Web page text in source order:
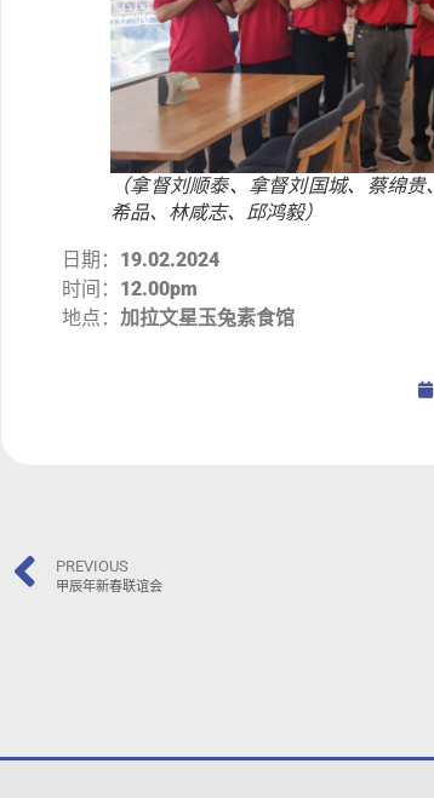
（拿督刘顺泰、拿督刘国城、蔡绵
希品、林咸志、邱鸿毅）
日期： 19.02.2024
时间： 12.00pm
地点： 加拉文星玉兔素食馆
PREVIOUS
甲辰年新春联谊会